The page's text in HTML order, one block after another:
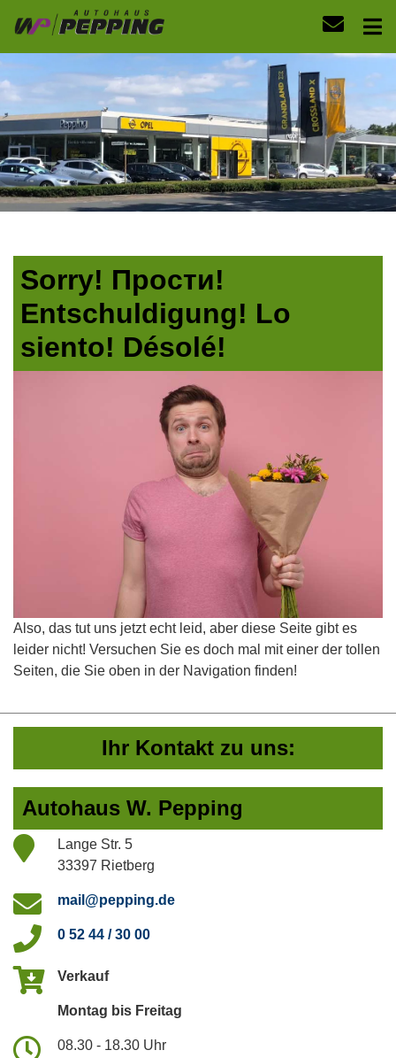
Sorry! Прости!
Entschuldigung! Lo
siento! Désolé!
Also, das tut uns jetzt echt leid, aber diese Seite gibt es
leider nicht! Versuchen Sie es doch mal mit einer der tollen
Seiten, die Sie oben in der Navigation finden!
Ihr Kontakt zu uns:
Autohaus W. Pepping
Lange Str. 5
33397 Rietberg
mail@pepping.de
0 52 44 / 30 00
Verkauf
Montag bis Freitag
08.30 - 18.30 Uhr